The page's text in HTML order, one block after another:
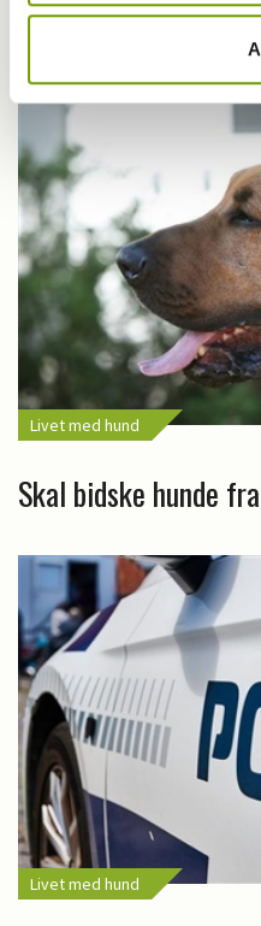
I dag træder den
Livet med hund
Skal bidske hunde
Livet med hund